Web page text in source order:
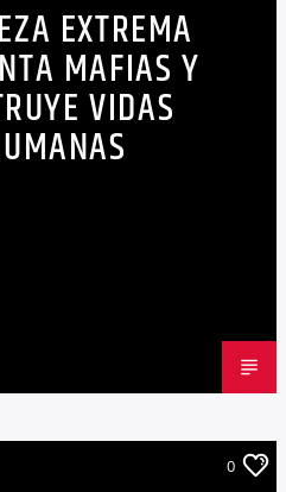
EXTREMA
MAFIAS Y
VIDAS
0